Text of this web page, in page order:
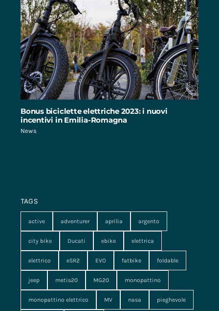
Bonus biciclette elettriche 2023: i nuovi
incentivi in Emilia-Romagna
News
TAGS
active adventurer aprilia argento
city bike Ducati ebike elettrica
elettrico eSR2 EVO fatbike foldable
jeep metis20 MG20 monopattino
monopattino elettrico MV nasa pieghevole